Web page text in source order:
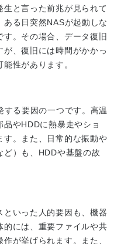
生と言った前兆が見られて
る日突然NASが起動しな
す。その場合、データ復旧
、復旧には時間がかかっ
性があります。
する要因の一つです。高温
やHDDに熱暴走やショ
す。また、日常的な振動や
）も、HDDや基盤の故
いった人的要因も、機器
的には、重要ファイルや共
が挙げられます。また、